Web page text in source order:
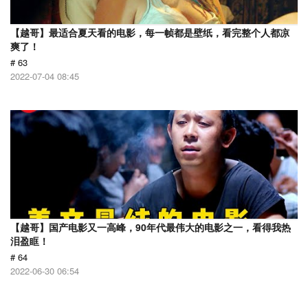
【越哥】最适合夏天看的电影，每一帧都是壁纸，看完整个人都凉
爽了！
# 63
2022-07-04 08:45
【越哥】国产电影又一高峰，90年代最伟大的电影之一，看得我热
泪盈眶！
# 64
2022-06-30 06:54